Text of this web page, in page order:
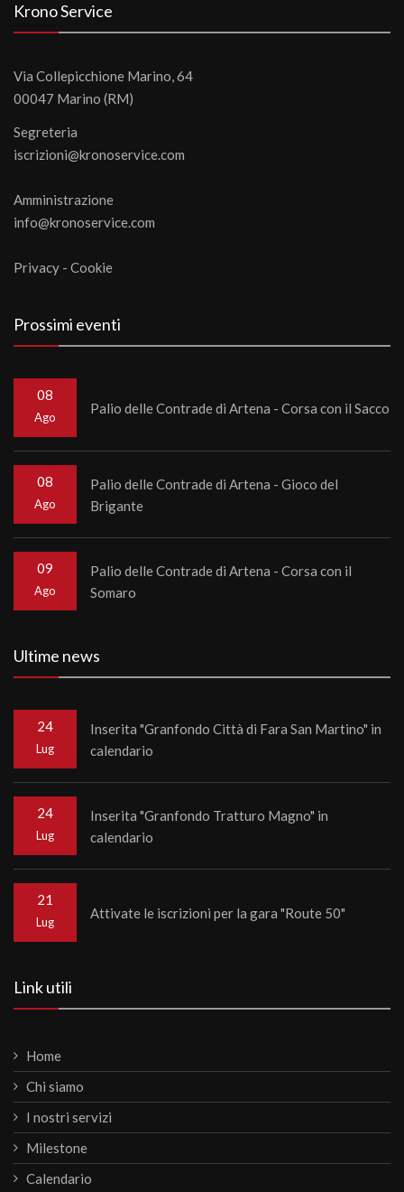
Krono Service
Via Collepicchione Marino, 64
00047 Marino (RM)
Segreteria
iscrizioni@kronoservice.com
Amministrazione
info@kronoservice.com
Privacy - Cookie
Prossimi eventi
08
Ago
Palio delle Contrade di Artena - Corsa con il Sacco
08
Ago
Palio delle Contrade di Artena - Gioco del
Brigante
09
Ago
Palio delle Contrade di Artena - Corsa con il
Somaro
Ultime news
24
Lug
Inserita "Granfondo Città di Fara San Martino" in
calendario
24
Lug
Inserita "Granfondo Tratturo Magno" in
calendario
21
Lug
Attivate le iscrizioni per la gara "Route 50"
Link utili
Home
Chi siamo
I nostri servizi
Milestone
Calendario